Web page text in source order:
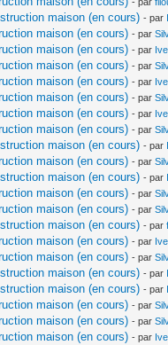
maison (en cours) - par
maison (en cours) - par
maison (en cours) - par
maison (en cours) - par
maison (en cours) - par
maison (en cours) - par
maison (en cours) - par
maison (en cours) - par
maison (en cours) - par
maison (en cours) - par
maison (en cours) - par
maison (en cours) - par
maison (en cours) - par
maison (en cours) - par
maison (en cours) - par
maison (en cours) - par
maison (en cours) - par
maison (en cours) - par
maison (en cours) - par
maison (en cours) - par
maison (en cours) - par